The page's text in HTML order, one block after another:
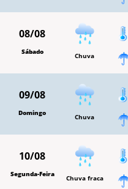
08/08
Sábado Chuva
09/08
Domingo Chuva
10/08
Segunda-Feira Chuva fraca